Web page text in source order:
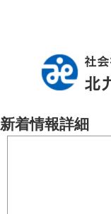
新着情報詳細